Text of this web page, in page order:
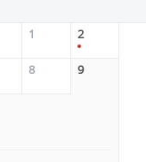
1 2
8 9